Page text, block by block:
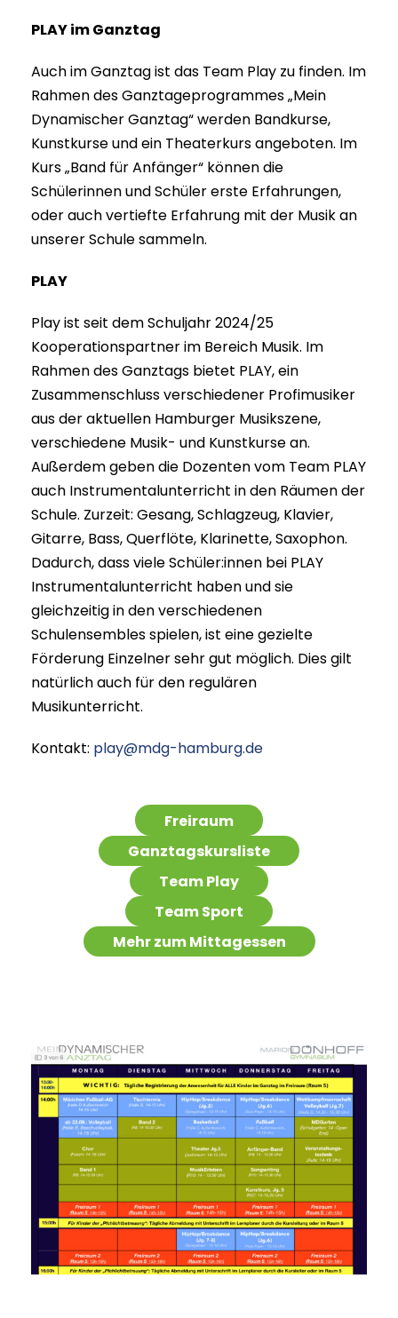
PLAY im Ganztag
Auch im Ganztag ist das Team Play zu finden. Im
Rahmen des Ganztageprogrammes „Mein
Dynamischer Ganztag“ werden Bandkurse,
Kunstkurse und ein Theaterkurs angeboten. Im
Kurs „Band für Anfänger“ können die
Schülerinnen und Schüler erste Erfahrungen,
oder auch vertiefte Erfahrung mit der Musik an
unserer Schule sammeln.
PLAY
Play ist seit dem Schuljahr 2024/25
Kooperationspartner im Bereich Musik. Im
Rahmen des Ganztags bietet PLAY, ein
Zusammenschluss verschiedener Profimusiker
aus der aktuellen Hamburger Musikszene,
verschiedene Musik- und Kunstkurse an.
Außerdem geben die Dozenten vom Team PLAY
auch Instrumentalunterricht in den Räumen der
Schule. Zurzeit: Gesang, Schlagzeug, Klavier,
Gitarre, Bass, Querflöte, Klarinette, Saxophon.
Dadurch, dass viele Schüler:innen bei PLAY
Instrumentalunterricht haben und sie
gleichzeitig in den verschiedenen
Schulensembles spielen, ist eine gezielte
Förderung Einzelner sehr gut möglich. Dies gilt
natürlich auch für den regulären
Musikunterricht.
Kontakt: play@mdg-hamburg.de
Freiraum
Ganztagskursliste
Team Play
Team Sport
Mehr zum Mittagessen